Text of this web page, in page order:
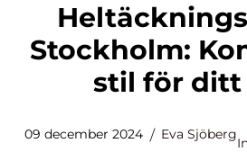
Heltäckningsmatta i
Stockholm:
stil för ditt
09 december 2024 Eva Sjöberg